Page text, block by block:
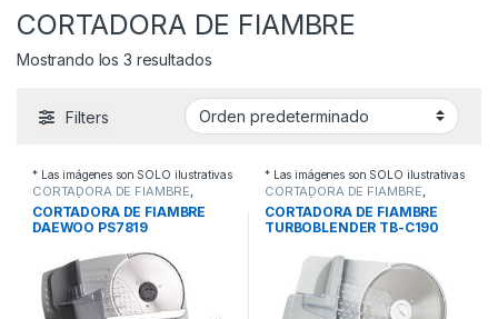
CORTADORA DE FIAMBRE
Mostrando los 3 resultados
Filters
* Las imágenes son SOLO ilustrativas
CORTADORA DE FIAMBRE,
PEQUEÑOS
ELECTRODOMESTICOS
CORTADORA DE FIAMBRE
DAEWOO PS7819
* Las imágenes son SOLO ilustrativas
CORTADORA DE FIAMBRE,
PEQUEÑOS
ELECTRODOMESTICOS
CORTADORA DE FIAMBRE
TURBOBLENDER TB-C190